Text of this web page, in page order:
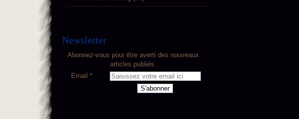
Newsletter
Abonnez-vous pour être averti des nouveaux
articles publiés.
Email